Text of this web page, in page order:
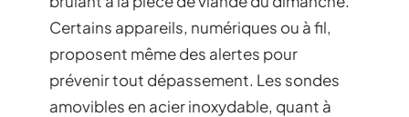
Certains appareils, numériques ou à fil,
proposent même des alertes pour
prévenir tout dépassement. Les sondes
amovibles en acier inoxydable, quant à